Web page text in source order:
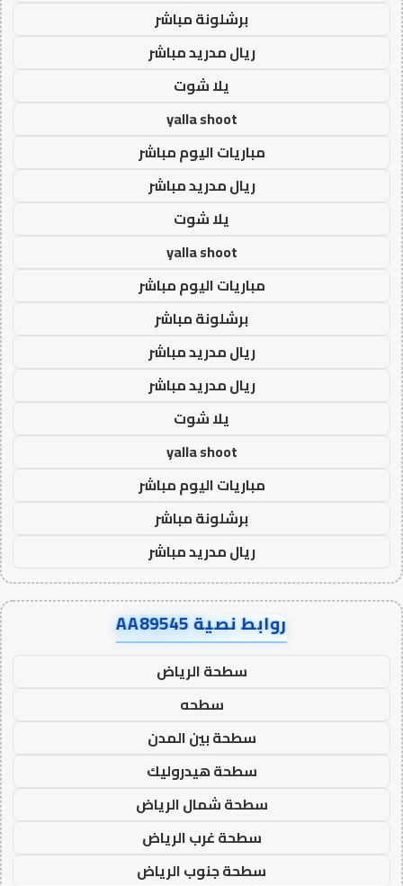
برشلونة مباشر
ريال مدريد مباشر
يلا شوت
yalla shoot
مباريات اليوم مباشر
ريال مدريد مباشر
يلا شوت
yalla shoot
مباريات اليوم مباشر
برشلونة مباشر
ريال مدريد مباشر
ريال مدريد مباشر
يلا شوت
yalla shoot
مباريات اليوم مباشر
برشلونة مباشر
ريال مدريد مباشر
روابط نصية AA89545
سطحة الرياض
سطحه
سطحة بين المدن
سطحة هيدروليك
سطحة شمال الرياض
سطحة غرب الرياض
سطحة جنوب الرياض